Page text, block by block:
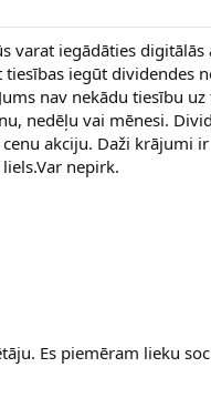
varat iegādāties
iegūt dividendes
nav nekādu tiesību
nedēļu vai mēnesi.
akciju. Daži krājumi
nepirk.
Es piemēram lieku